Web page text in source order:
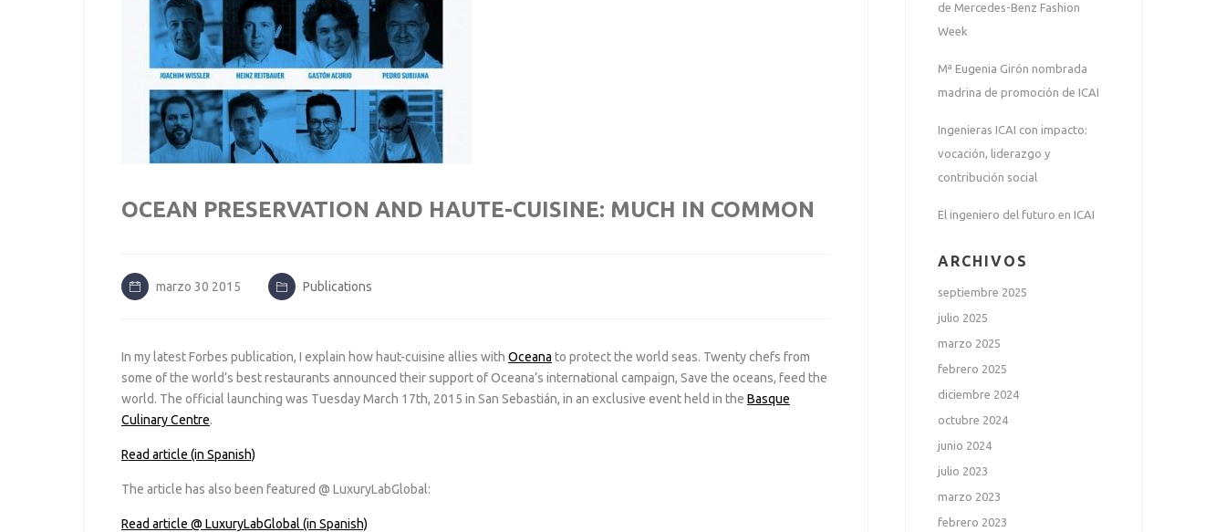
OCEAN PRESERVATION AND HAUTE-CUISINE: MUCH IN COMMON
marzo 30 2015 Publications
In my latestForbes publication, I explain how haut-cuisine allies with Oceana to protect the world seas. Twenty chefs from
some of the world’s best restaurants announced their support of Oceana’s international campaign, Save the oceans, feed the
world. The official launching was Tuesday March 17th, 2015 in San Sebastián, in an exclusive event held in the Basque
Culinary Centre.
Read article (in Spanish)
The article has also been featured @ LuxuryLabGlobal:
Read article @ LuxuryLabGlobal (in Spanish)
de Mercedes-Benz Fashion
Week
Mª Eugenia Girón nombrada
madrina de promoción de ICAI
Ingenieras ICAI con impacto:
vocación, liderazgo y
contribución social
El ingeniero del futuro en ICAI
ARCHIVOS
septiembre 2025
julio 2025
marzo 2025
febrero 2025
diciembre 2024
octubre 2024
junio 2024
julio 2023
marzo 2023
febrero 2023